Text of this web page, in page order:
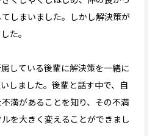
しまいました。しかし解決策が
た。
している後輩に解決策を一緒に
しました。後輩と話す中で、自
満があることを知り、その不満
を大きく変えることができまし